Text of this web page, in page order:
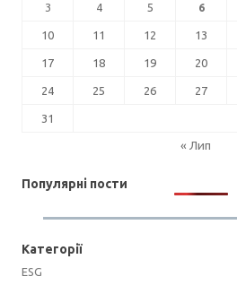
3 4 5 6
10 11 12 13
17 18 19 20
24 25 26 27
31
« Лип
Популярні пости
Категорії
ESG